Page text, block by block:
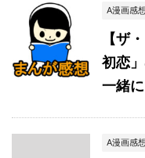
A漫画感
【ザ
初恋
一緒
A漫画感